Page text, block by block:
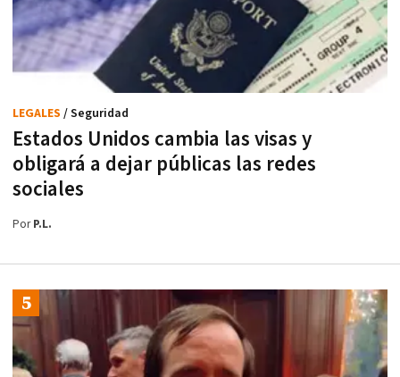
Estados Unidos cambia las visas y
obligará a dejar públicas las redes
sociales
LEGALES / Seguridad
PorP.L.